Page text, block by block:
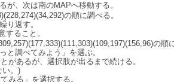
が、次は南のMAPへ移動する。
の順に調べる。
り返す。
すること。
の順
と調べてみよう」を選ぶ。
あるが、選択肢が出るまで続ける。
。)
みる」を選択する。